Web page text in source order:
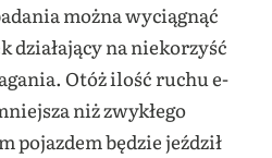
można wyciągnąć
działający na niekorzyść
Otóż ilość ruchu e-
niż zwykłego
pojazdem będzie jeździł